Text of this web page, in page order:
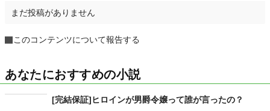
まだ投稿がありません
このコンテンツについて報告する
あなたにおすすめの小説
[完結保証]ヒロインが男爵令嬢って誰が言ったの？